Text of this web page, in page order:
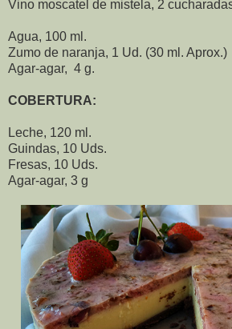
Vino moscatel de mistela, 2
Agua, 100 ml.
Zumo de naranja, 1 Ud. (30 ml. Aprox.)
Agar-agar, 4 g.
COBERTURA:
Leche, 120 ml.
Guindas, 10 Uds.
Fresas, 10 Uds.
Agar-agar, 3 g